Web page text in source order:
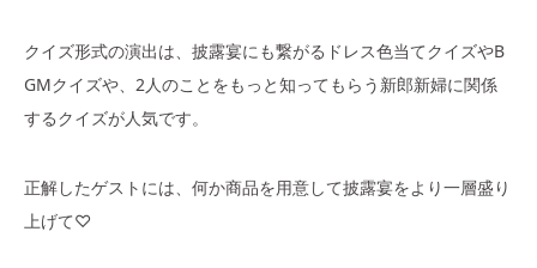
クイズ形式の演出は、披露宴にも繋がるドレス色当てクイズやB
GMクイズや、2人のことをもっと知ってもらう新郎新婦に関係
するクイズが人気です。
正解したゲストには、何か商品を用意して披露宴をより一層盛り
上げて♡